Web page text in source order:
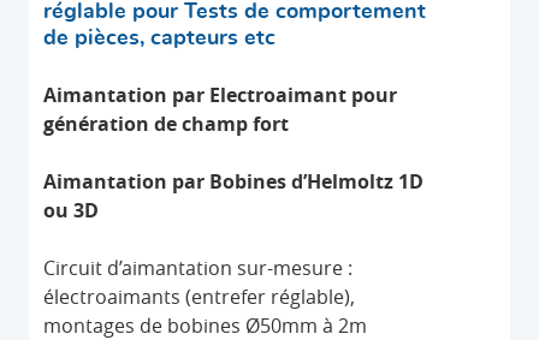
réglable pour Tests de comportement
de pièces, capteurs etc
Aimantation par Electroaimant pour
génération de champ fort
Aimantation par Bobines d’Helmoltz 1D
ou 3D
Circuit d’aimantation sur-mesure :
électroaimants (entrefer réglable),
montages de bobines Ø50mm à 2m